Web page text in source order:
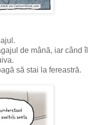
de mână, iar când îl
să stai la fereastră.